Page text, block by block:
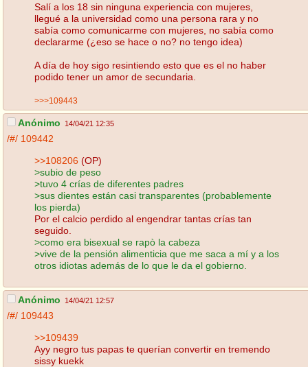
Salí a los 18 sin ninguna experiencia con mujeres,
llegué a la universidad como una persona rara y no
sabía como comunicarme con mujeres, no sabía como
declararme (¿eso se hace o no? no tengo idea)
A día de hoy sigo resintiendo esto que es el no haber
podido tener un amor de secundaria.
>>>109443
Anónimo 14/04/21 12:35
/#/ 109442
>>108206 (OP)
>subio de peso
>tuvo 4 crías de diferentes padres
>sus dientes están casi transparentes (probablemente
los pierda)
Por el calcio perdido al engendrar tantas crías tan
seguido.
>como era bisexual se rapò la cabeza
>vive de la pensión alimenticia que me saca a mí y a los
otros idiotas además de lo que le da el gobierno.
Anónimo 14/04/21 12:57
/#/ 109443
>>109439
Ayy negro tus papas te querían convertir en tremendo
sissy kuekk